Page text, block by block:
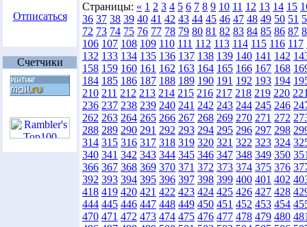
Отписаться
Счетчики
Страницы: « 1 2 3 4 5 6 7 8 9 10 11 12 13 14 15
36 37 38 39 40 41 42 43 44 45 46 47 48 49 50 51
72 73 74 75 76 77 78 79 80 81 82 83 84 85 86 87
106 107 108 109 110 111 112 113 114 115 116 117
132 133 134 135 136 137 138 139 140 141 142
158 159 160 161 162 163 164 165 166 167 168
184 185 186 187 188 189 190 191 192 193 194
210 211 212 213 214 215 216 217 218 219 220
236 237 238 239 240 241 242 243 244 245 246
262 263 264 265 266 267 268 269 270 271 272
288 289 290 291 292 293 294 295 296 297 298
314 315 316 317 318 319 320 321 322 323 324
340 341 342 343 344 345 346 347 348 349 350
366 367 368 369 370 371 372 373 374 375 376
392 393 394 395 396 397 398 399 400 401 402
418 419 420 421 422 423 424 425 426 427 428
444 445 446 447 448 449 450 451 452 453 454
470 471 472 473 474 475 476 477 478 479 480